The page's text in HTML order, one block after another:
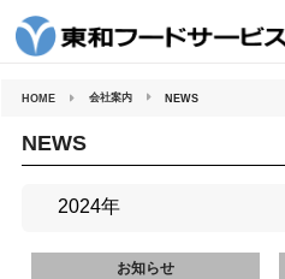
HOME 会社案内 NEWS
NEWS
お知らせ